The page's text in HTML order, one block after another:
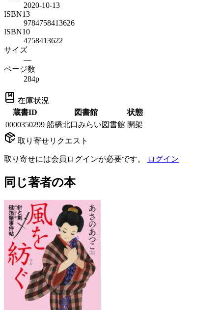
2020-10-13
ISBN13
9784758413626
ISBN10
4758413622
サイズ
—
ページ数
284p
在庫状況
蔵書ID
図書館
状態
0000350299 船橋北口みらい図書館 開架
取り寄せリクエスト
取り寄せには会員ログインが必要です。 ログイン
同じ著者の本